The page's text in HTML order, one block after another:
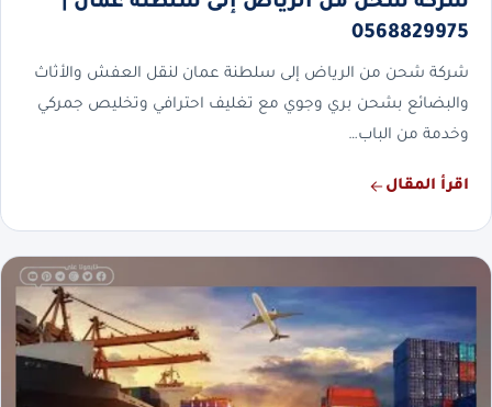
0568829975
شركة شحن من الرياض إلى سلطنة عمان لنقل العفش والأثاث
والبضائع بشحن بري وجوي مع تغليف احترافي وتخليص جمركي
وخدمة من الباب…
اقرأ المقال